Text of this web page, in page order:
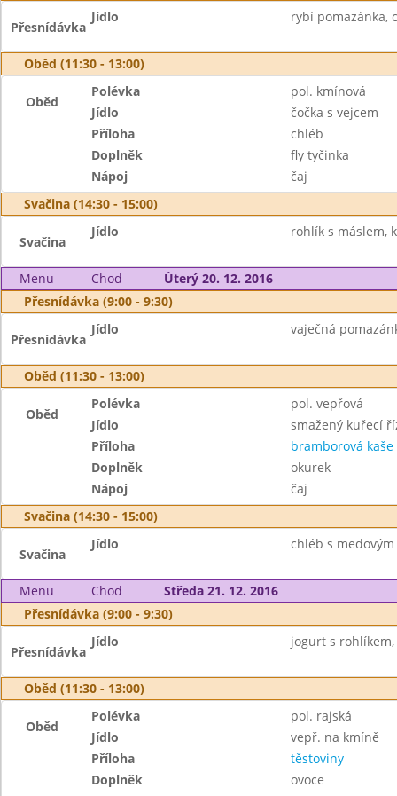
Přesnídávka
Jídlo rybí pomazánka,
Oběd (11:30 - 13:00)
Oběd
Polévka
pol. kmínová
Jídlo
čočka s vejcem
Příloha
chléb
Doplněk
fly tyčinka
Nápoj
čaj
Svačina (14:30 - 15:00)
Svačina
Jídlo rohlík s máslem,
Menu Chod
Úterý 20. 12. 2016
Přesnídávka (9:00 - 9:30)
Přesnídávka
Jídlo vaječná
Oběd (11:30 - 13:00)
Oběd
Polévka
pol. vepřová
Jídlo
smažený kuřecí
Příloha
bramborová kaše
Doplněk
okurek
Nápoj
čaj
Svačina (14:30 - 15:00)
Svačina
Jídlo chléb s
Menu Chod
Středa 21. 12. 2016
Přesnídávka (9:00 - 9:30)
Přesnídávka
Jídlo jogurt s rohlíkem,
Oběd (11:30 - 13:00)
Oběd
Polévka
pol. rajská
Jídlo
vepř. na kmíně
Příloha
těstoviny
Doplněk
ovoce